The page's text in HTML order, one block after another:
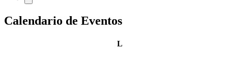
Calendario de Eventos
Llunes